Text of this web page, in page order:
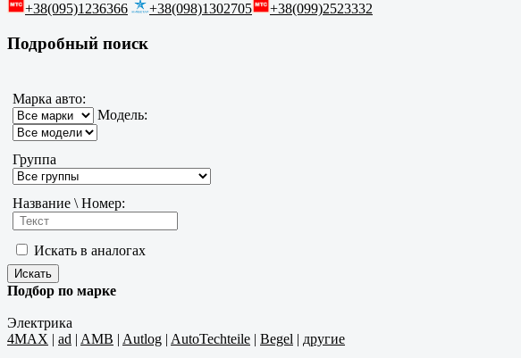
+38(095)1236366 +38(098)1302705 +38(099)2523332
Подробный поиск
Марка авто:
Модель:
Группа
Название \ Номер:
Искать в аналогах
Подбор по марке
Электрика
4MAX | ad | AMB | Autlog | AutoTechteile | Begel | другие